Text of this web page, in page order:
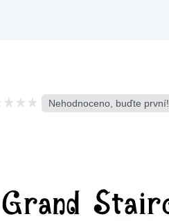
Nehodnoceno, buďte první!